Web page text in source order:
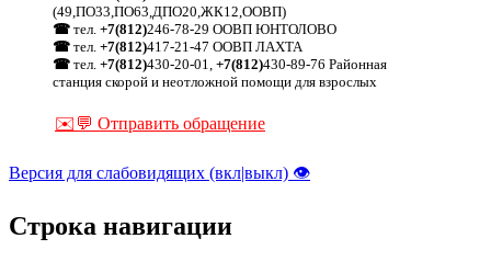
(49,ПО33,ПО63,ДПО20,ЖК12,ООВП)
☎ тел. +7(812)246-78-29 ООВП ЮНТОЛОВО
☎ тел. +7(812)417-21-47 ООВП ЛАХТА
☎ тел. +7(812)430-20-01, +7(812)430-89-76 Районная
станция скорой и неотложной помощи для взрослых
✉️💬 Отправить обращение
Версия для слабовидящих (вкл|выкл) 👁
Строка навигации